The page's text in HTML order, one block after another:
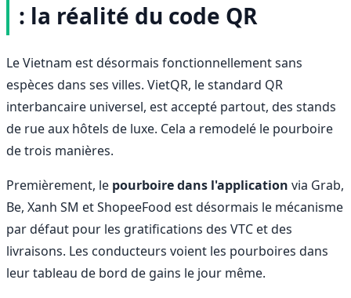
: la réalité du code QR
Le Vietnam est désormais fonctionnellement sans
espèces dans ses villes. VietQR, le standard QR
interbancaire universel, est accepté partout, des stands
de rue aux hôtels de luxe. Cela a remodelé le pourboire
de trois manières.
Premièrement, le pourboire dans l'application via Grab,
Be, Xanh SM et ShopeeFood est désormais le mécanisme
par défaut pour les gratifications des VTC et des
livraisons. Les conducteurs voient les pourboires dans
leur tableau de bord de gains le jour même.